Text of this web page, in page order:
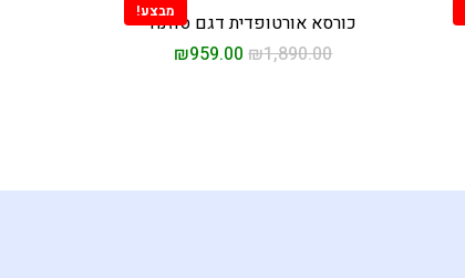
מבצע!
כורסא אורטופדית דגם סוזנה
₪1,890.00
₪959.00